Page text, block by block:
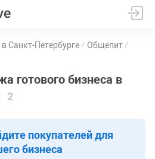
Санкт-Петербурге
Общепит
готового бизнеса в
2
покупателей для
бизнеса